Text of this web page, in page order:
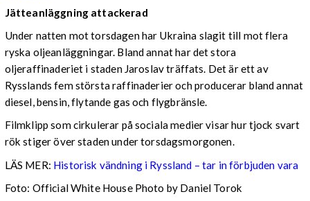
Jätteanläggning attackerad
Under natten mot torsdagen har Ukraina slagit till mot flera
ryska oljeanläggningar. Bland annat har det stora
oljeraffinaderiet i staden Jaroslav träffats. Det är ett av
Rysslands fem största raffinaderier och producerar bland annat
diesel, bensin, flytande gas och flygbränsle.
Filmklipp som cirkulerar på sociala medier visar hur tjock svart
rök stiger över staden under torsdagsmorgonen.
LÄS MER: Historisk vändning i Ryssland – tar in förbjuden vara
Foto: Official White House Photo by Daniel Torok